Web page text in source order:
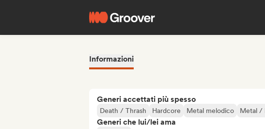
Informazioni
Generi accettati più spesso
Death / Thrash Hardcore Metal melodico Metal /
Generi che lui/lei ama